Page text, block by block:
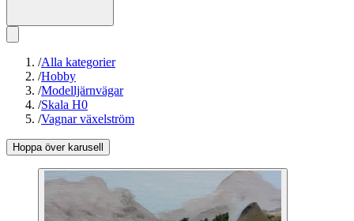
/Alla kategorier
/Hobby
/Modelljärnvägar
/Skala H0
/Vagnar växelström
Hoppa över karusell